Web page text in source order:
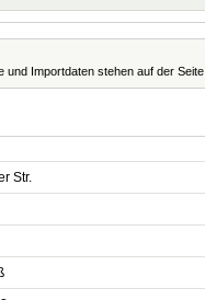
und Importdaten stehen auf der Seite
Str.